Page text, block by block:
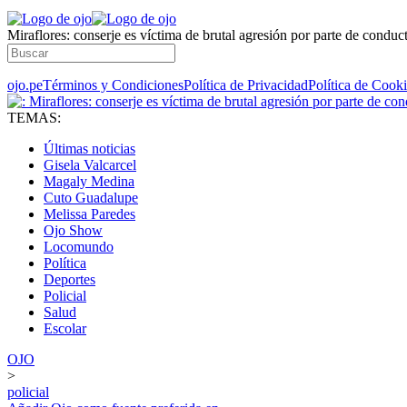
Miraflores: conserje es víctima de brutal agresión por parte de
ojo.peTérminos y CondicionesPolítica de PrivacidadPolítica de
TEMAS:
Últimas noticias
Gisela Valcarcel
Magaly Medina
Cuto Guadalupe
Melissa Paredes
Ojo Show
Locomundo
Política
Deportes
Policial
Salud
Escolar
OJO
>
policial